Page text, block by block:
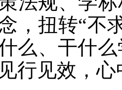
，扭转“不
么、干什
行见效，